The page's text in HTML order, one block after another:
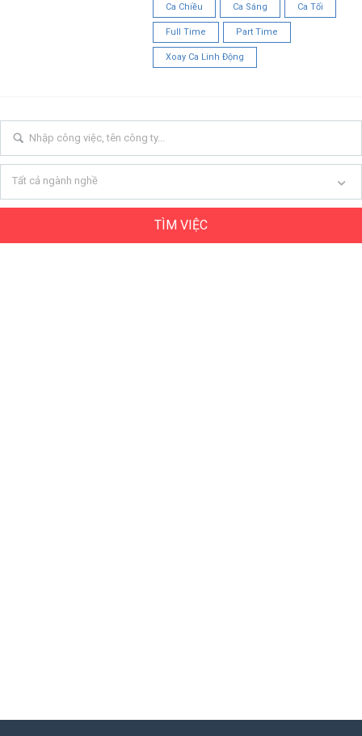
Ca Chiều Ca Sáng Ca Tối
Full Time Part Time
Xoay Ca Linh Động
Tất cả ngành nghề